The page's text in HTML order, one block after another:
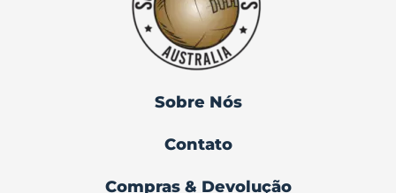
Sobre Nós
Contato
Compras & Devolução